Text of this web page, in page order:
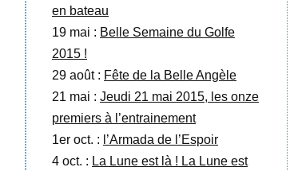
en bateau
19 mai : Belle Semaine du Golfe
2015 !
29 août : Fête de la Belle Angèle
21 mai : Jeudi 21 mai 2015, les onze
premiers à l’entrainement
1er oct. : l’Armada de l’Espoir
4 oct. : La Lune est là ! La Lune est